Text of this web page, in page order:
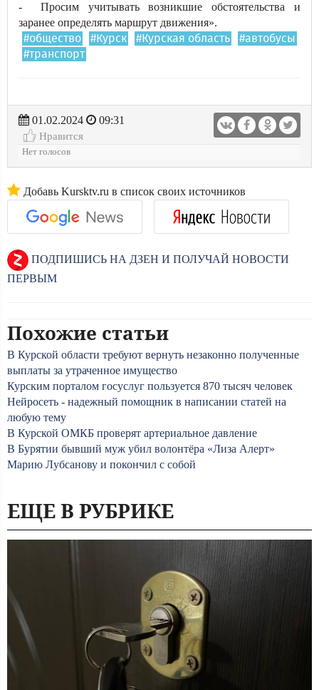
- Просим учитывать возникшие обстоятельства и
заранее определять маршрут движения».
#общество #Курск #Курская область
#автобусы
#транспорт
01.02.2024
09:31
Нравится
Нет голосов
Добавь Kursktv.ru в список своих источников
ПОДПИШИСЬ НА ДЗЕН И ПОЛУЧАЙ НОВОСТИ
ПЕРВЫМ
Похожие статьи
В Курской области требуют вернуть незаконно полученные
выплаты за утраченное имущество
Курским порталом госуслуг пользуется 870 тысяч человек
Нейросеть - надежный помощник в написании статей на
любую тему
В Курской ОМКБ проверят артериальное давление
В Бурятии бывший муж убил волонтёра «Лиза Алерт»
Марию Лубсанову и покончил с собой
ЕЩЕ В РУБРИКЕ